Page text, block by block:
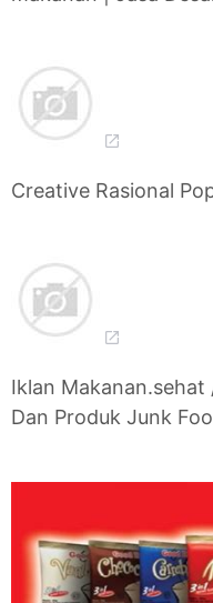
Creative Rasional
Iklan
Dan Produk Junk